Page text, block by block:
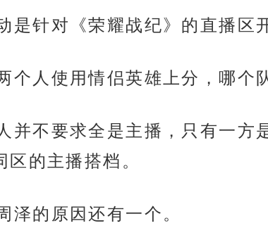
是针对《荣耀战纪》的直播区
个人使用情侣英雄上分，哪个
并不要求全是主播，只有一
的主播搭档。
泽的原因还有一个。